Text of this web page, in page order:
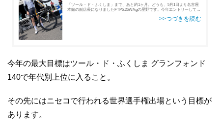
「ツール・ド・ふくしま」まで、あと約1ヶ月。どうも、5月1日より名古屋
本館の副店長になりましたFTP5.25W/kgの星野です。今年エントリーしてい
今年の最大目標はツール・ド・ふくしま グランフォンド
140で年代別上位に入ること。
その先にはニセコで行われる世界選手権出場という目標が
あります。